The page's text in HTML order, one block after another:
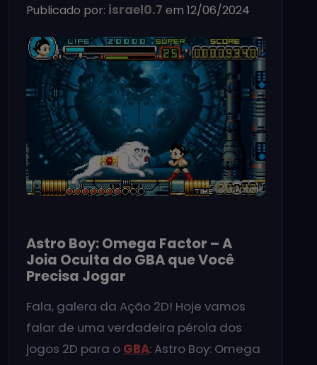
Publicado por: israel0.7 em 12/06/2024
Astro Boy: Omega Factor – A
Joia Oculta do GBA que Você
Precisa Jogar
Fala, galera da Ação 2D! Hoje vamos
falar de uma verdadeira pérola dos
jogos 2D para o GBA: Astro Boy: Omega